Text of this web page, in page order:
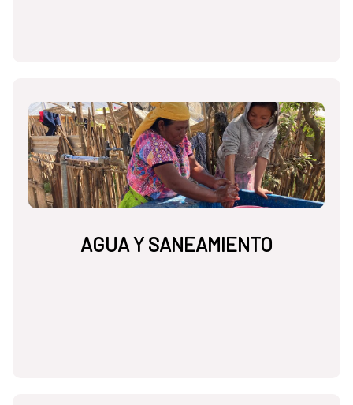
AGUA Y SANEAMIENTO